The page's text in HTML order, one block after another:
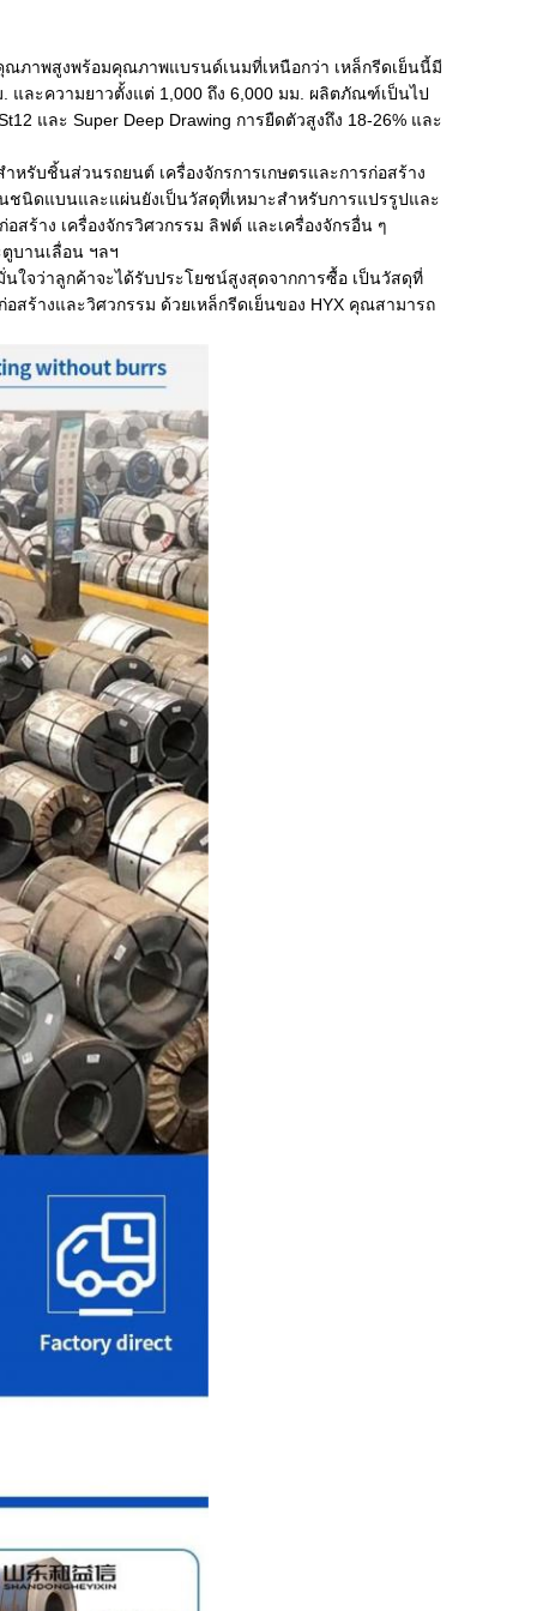
ณภาพสูงพร้อมคุณภาพแบรนด์เนมที่เหนือกว่า เหล็กรีดเย็นนี้มี
และความยาวตั้งแต่ 1,000 ถึง 6,000 มม. ผลิตภัณฑ์เป็นไป
และ Super Deep Drawing การยืดตัวสูงถึง 18-26% และ
หรับชิ้นส่วนรถยนต์ เครื่องจักรการเกษตรและการก่อสร้าง
ชนิดแบนและแผ่นยังเป็นวัสดุที่เหมาะสำหรับการแปรรูปและ
สร้าง เครื่องจักรวิศวกรรม ลิฟต์ และเครื่องจักรอื่น ๆ
บานเลื่อน ฯลฯ
ใจว่าลูกค้าจะได้รับประโยชน์สูงสุดจากการซื้อ เป็นวัสดุที่
ร้างและวิศวกรรม ด้วยเหล็กรีดเย็นของ HYX คุณสามารถ